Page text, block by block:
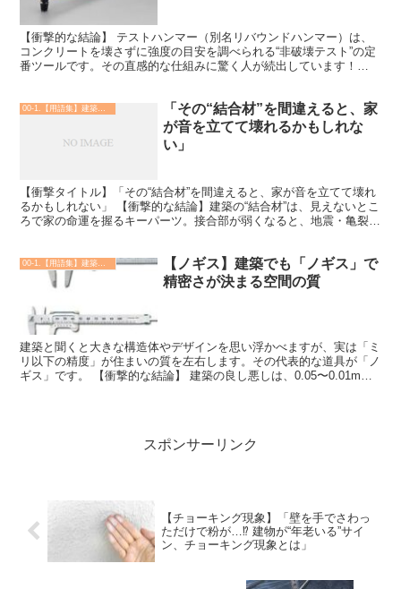
【衝撃的な結論】 テストハンマー（別名リバウンドハンマー）は、
コンクリートを壊さずに強度の目安を調べられる“非破壊テスト”の定
番ツールです。その直感的な仕組みに驚く人が続出しています！
「その“結合材”を間違えると、家
が音を立てて壊れるかもしれな
い」
【衝撃タイトル】「その“結合材”を間違えると、家が音を立てて壊れ
るかもしれない」 【衝撃的な結論】建築の“結合材”は、見えないとこ
ろで家の命運を握るキーパーツ。接合部が弱くなると、地震・亀裂・
【ノギス】建築でも「ノギス」で
精密さが決まる空間の質
建築と聞くと大きな構造体やデザインを思い浮かべますが、実は「ミ
リ以下の精度」が住まいの質を左右します。その代表的な道具が「ノ
ギス」です。 【衝撃的な結論】 建築の良し悪しは、0.05〜0.01mm
スポンサーリンク
【チョーキング現象】「壁を手でさわっ
ただけで粉が…⁉︎ 建物が“年老いる”サイ
ン、チョーキング現象とは」